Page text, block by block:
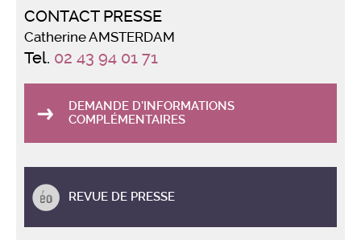
CONTACT PRESSE
Catherine AMSTERDAM
Tel. 02 43 94 01 71
DEMANDE D'INFORMATIONS
COMPLÉMENTAIRES
REVUE DE PRESSE